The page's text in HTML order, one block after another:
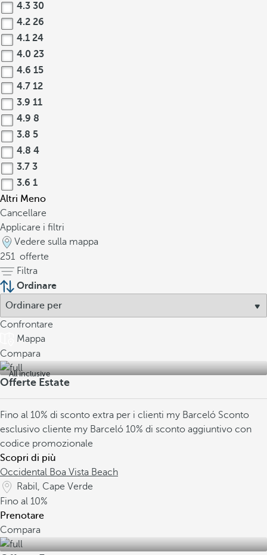
4.3 30
4.2 26
4.1 24
4.0 23
4.6 15
4.7 12
3.9 11
4.9 8
3.8 5
4.8 4
3.7 3
3.6 1
Altri Meno
Cancellare
Applicare i filtri
Vedere sulla mappa
251 offerte
Filtra
Ordinare
Confrontare
Mappa
Compara
All inclusive
Offerte Estate
Fino al 10% di sconto extra per i clienti my Barceló Sconto
esclusivo cliente my Barceló 10% di sconto aggiuntivo con
codice promozionale
Scopri di più
Occidental Boa Vista Beach
Rabil, Cape Verde
Fino al 10%
Prenotare
Compara